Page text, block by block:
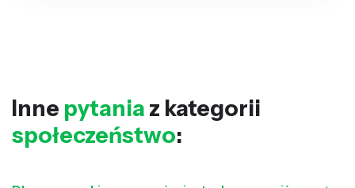
Inne pytania z kategorii
społeczeństwo: